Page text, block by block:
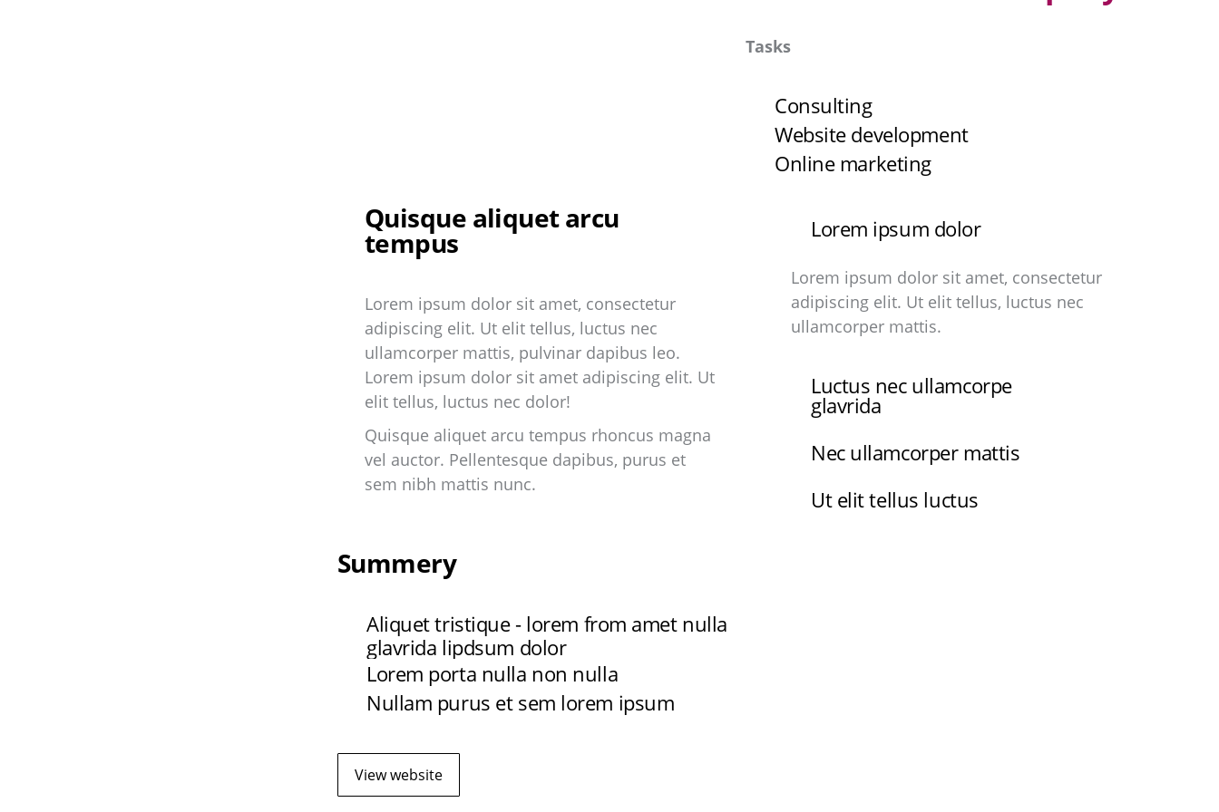
Tasks
Consulting
Website development
Online marketing
Quisque aliquet arcu
tempus
Lorem ipsum dolor sit amet, consectetur
adipiscing elit. Ut elit tellus, luctus nec
ullamcorper mattis, pulvinar dapibus leo.
Lorem ipsum dolor sit amet adipiscing elit. Ut
elit tellus, luctus nec dolor!
Quisque aliquet arcu tempus rhoncus magna
vel auctor. Pellentesque dapibus, purus et
sem nibh mattis nunc.
Lorem ipsum dolor
Lorem ipsum dolor sit amet, consectetur
adipiscing elit. Ut elit tellus, luctus nec
ullamcorper mattis.
Luctus nec ullamcorpe
glavrida
Nec ullamcorper mattis
Ut elit tellus luctus
Summery
Aliquet tristique - lorem from amet nulla
glavrida lipdsum dolor
Lorem porta nulla non nulla
Nullam purus et sem lorem ipsum
View website